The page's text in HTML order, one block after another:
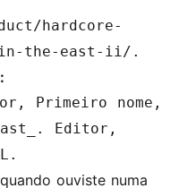
hardcore-
in-the-east-ii/.
Primeiro nome,
Editor,
ouviste numa